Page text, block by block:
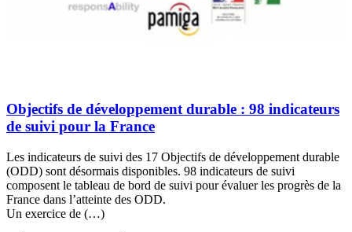
Objectifs de développement durable : 98 indicateurs
de suivi pour la France
Les indicateurs de suivi des 17 Objectifs de développement durable
(ODD) sont désormais disponibles. 98 indicateurs de suivi
composent le tableau de bord de suivi pour évaluer les progrès de la
France dans l’atteinte des ODD.
Un exercice de (…)